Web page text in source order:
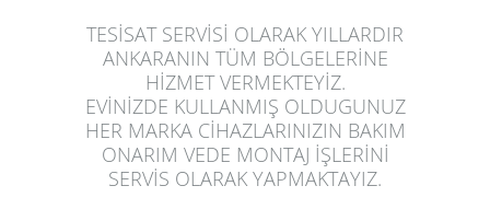
TESİSAT SERVİSİ OLARAK YILLARDIR
ANKARANIN TÜM BÖLGELERİNE
HİZMET VERMEKTEYİZ.
EVİNİZDE KULLANMIŞ OLDUGUNUZ
HER MARKA CİHAZLARINIZIN BAKIM
ONARIM VEDE MONTAJ İŞLERİNİ
SERVİS OLARAK YAPMAKTAYIZ.